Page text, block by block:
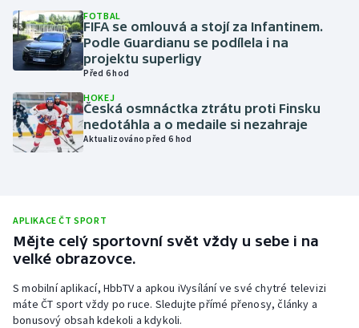
Motorsport
Olympijské hry
Parasport
Plavání
Ragby
Rychlobruslení
Rychlostní kanoistika
FOTBAL
FIFA se omlouvá a stojí za Infantinem.
Podle Guardianu se podílela i na
projektu superligy
Před 6 hod
HOKEJ
Česká osmnáctka ztrátu proti Finsku
nedotáhla a o medaile si nezahraje
Aktualizováno před 6 hod
APLIKACE ČT SPORT
Mějte celý sportovní svět vždy u sebe i na
velké obrazovce.
S mobilní aplikací, HbbTV a apkou iVysílání ve své chytré televizi
máte ČT sport vždy po ruce. Sledujte přímé přenosy, články a
bonusový obsah kdekoli a kdykoli.